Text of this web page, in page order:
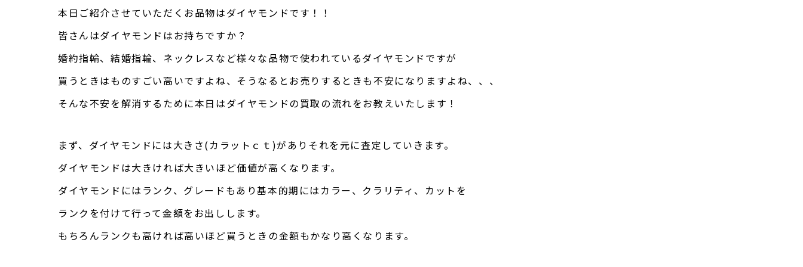
本日ご紹介させていただくお品物はダイヤモンドです！！
皆さんはダイヤモンドはお持ちですか？
婚約指輪、結婚指輪、ネックレスなど様々な品物で使われているダイヤモンドですが
買うときはものすごい高いですよね、そうなるとお売りするときも不安になりますよね、、、
そんな不安を解消するために本日はダイヤモンドの買取の流れをお教えいたします！
まず、ダイヤモンドには大きさ(カラットｃｔ)がありそれを元に査定していきます。
ダイヤモンドは大きければ大きいほど価値が高くなります。
ダイヤモンドにはランク、グレードもあり基本的期にはカラー、クラリティ、カットを
ランクを付けて行って金額をお出しします。
もちろんランクも高ければ高いほど買うときの金額もかなり高くなります。